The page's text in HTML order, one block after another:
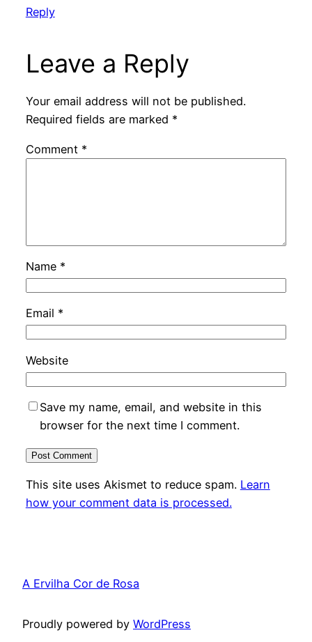
Reply
Leave a Reply
Your email address will not be published.
Required fields are marked *
Comment *
Name *
Email *
Website
Save my name, email, and website in this
browser for the next time I comment.
This site uses Akismet to reduce spam. Learn
how your comment data is processed.
A Ervilha Cor de Rosa
Proudly powered by WordPress